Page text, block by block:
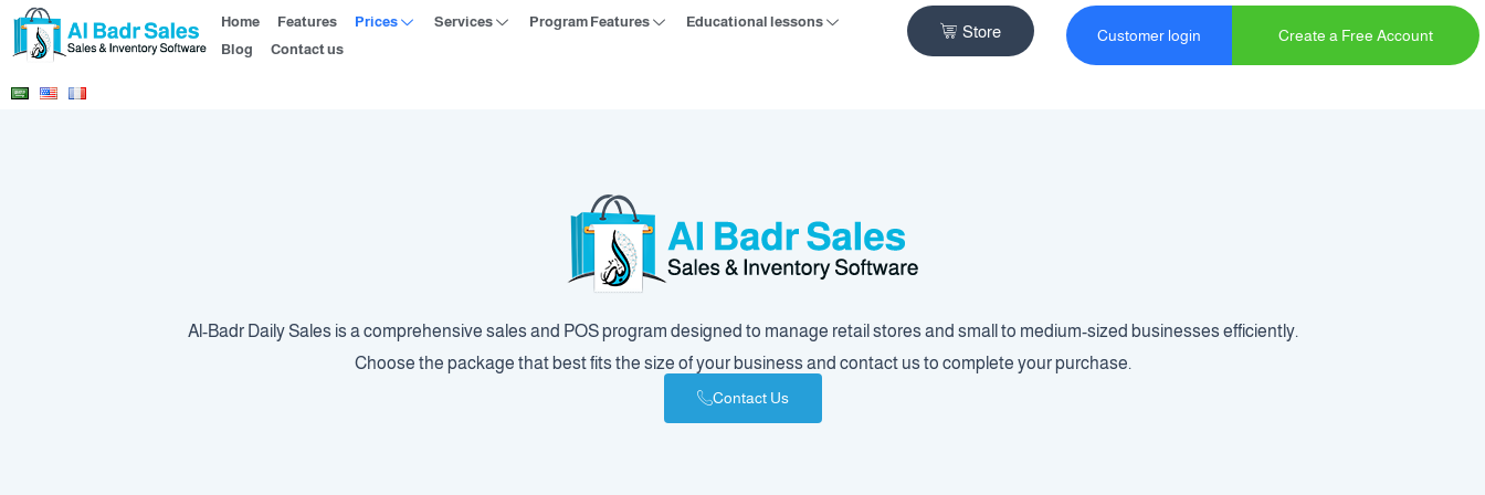
Home Features Prices Services Program Features
Educational lessons
Blog
Contact us
Store Customer login Create a Free Account
Al-Badr Daily Sales is a comprehensive sales and POS program designed to manage retail stores and small to medium-sized businesses efficiently.
Choose the package that best fits the size of your business and contact us to complete your purchase.
Contact Us